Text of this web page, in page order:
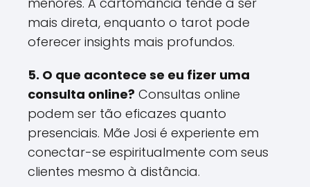
mais direta, enquanto o tarot pode
oferecer insights mais profundos​.
5. O que acontece se eu fizer uma
consulta online? Consultas online
podem ser tão eficazes quanto
presenciais. Mãe Josi é experiente em
conectar-se espiritualmente com seus
clientes mesmo à distância​.